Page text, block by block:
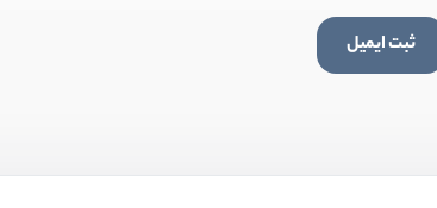
ثبت ایمیل